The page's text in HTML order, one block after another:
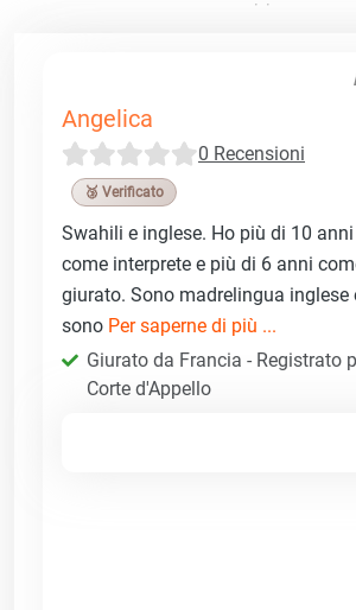
Angelica
0 Recensioni
🥉 Verificato
Swahili e inglese. Ho più di 10
come interprete e più di 6 anni
giurato. Sono madrelingua inglese
sono Per saperne di più ...
Giurato da Francia - Registrato
Corte d'Appello